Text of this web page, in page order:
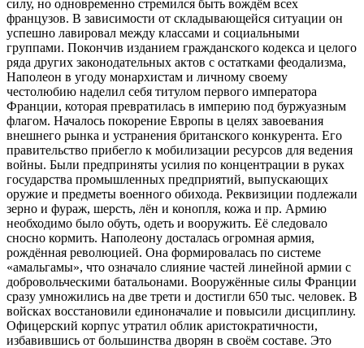
силу, но одновременно стремился быть вождём всех
французов. В зависимости от складывающейся ситуации он
успешно лавировал между классами и социальными
группами. Покончив изданием гражданского кодекса и целого
ряда других законодательных актов с остатками феодализма,
Наполеон в угоду монархистам и личному своему
честолюбию наделил себя титулом первого императора
Франции, которая превратилась в империю под буржуазным
флагом. Началось покорение Европы в целях завоевания
внешнего рынка и устранения британского конкурента. Его
правительство прибегло к мобилизации ресурсов для ведения
войны. Были предприняты усилия по концентрации в руках
государства промышленных предприятий, выпускающих
оружие и предметы военного обихода. Реквизиции подлежали
зерно и фураж, шерсть, лён и конопля, кожа и пр. Армию
необходимо было обуть, одеть и вооружить. Её следовало
сносно кормить. Наполеону досталась огромная армия,
рождённая революцией. Она формировалась по системе
«амальгамы», что означало слияние частей линейной армии с
добровольческими батальонами. Вооружённые силы Франции
сразу умножились на две трети и достигли 650 тыс. человек. В
войсках восстановили единоначалие и повысили дисциплину.
Офицерский корпус утратил облик аристократичности,
избавившись от большинства дворян в своём составе. Это